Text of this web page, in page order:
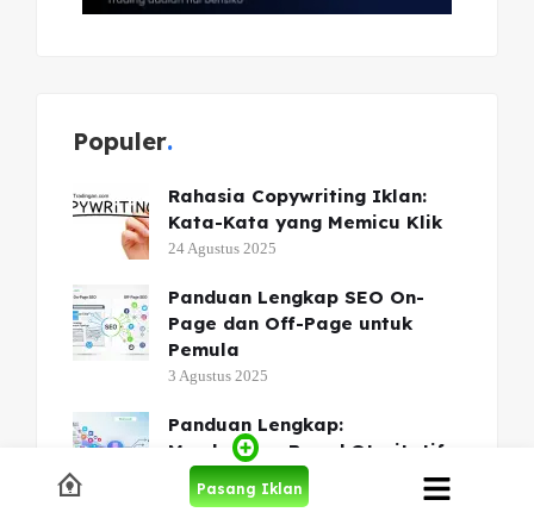
Populer
Rahasia Copywriting Iklan:
Kata-Kata yang Memicu Klik
24 Agustus 2025
Panduan Lengkap SEO On-
Page dan Off-Page untuk
Pemula
3 Agustus 2025
Panduan Lengkap:
Membangun Brand Otoritatif
dan Loyalitas Pelanggan
Lewat Content Marketing
Pasang Iklan